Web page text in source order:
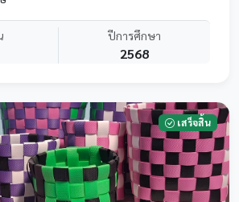
ปีการศึกษา
2568
เสร็จสิ้น